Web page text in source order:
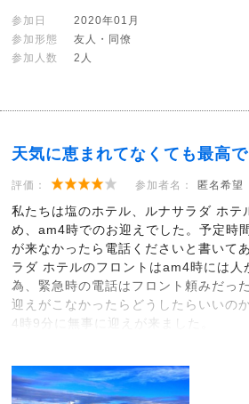
参加日
2020年01月
参加形態
友人・同僚
参加人数
2人
天気に恵まれてなくても最高で
評価： 参加者名： 匿名希望
私たちは塩のホテル、ルナサラダ ホテ
め、am4時でのお迎えでした。予定時
が来なかったら電話くださいと書いて
ラダ ホテルのフロントはam4時には人
為、緊急時の電話はフロント頼みだっ
迎えがこなかったらどうしたらいいの
4時9分に無事に迎えが来ました。